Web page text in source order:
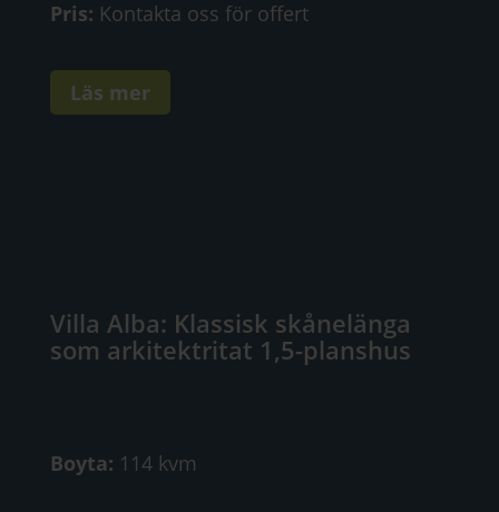
Pris: Kontakta oss för offert
Läs mer
Villa Alba: Klassisk skånelänga
som arkitektritat 1,5-planshus
Boyta: 114 kvm